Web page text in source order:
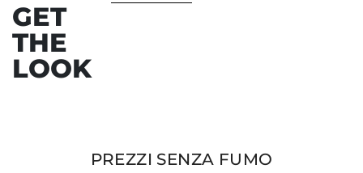
GET
THE
LOOK
PREZZI SENZA FUMO